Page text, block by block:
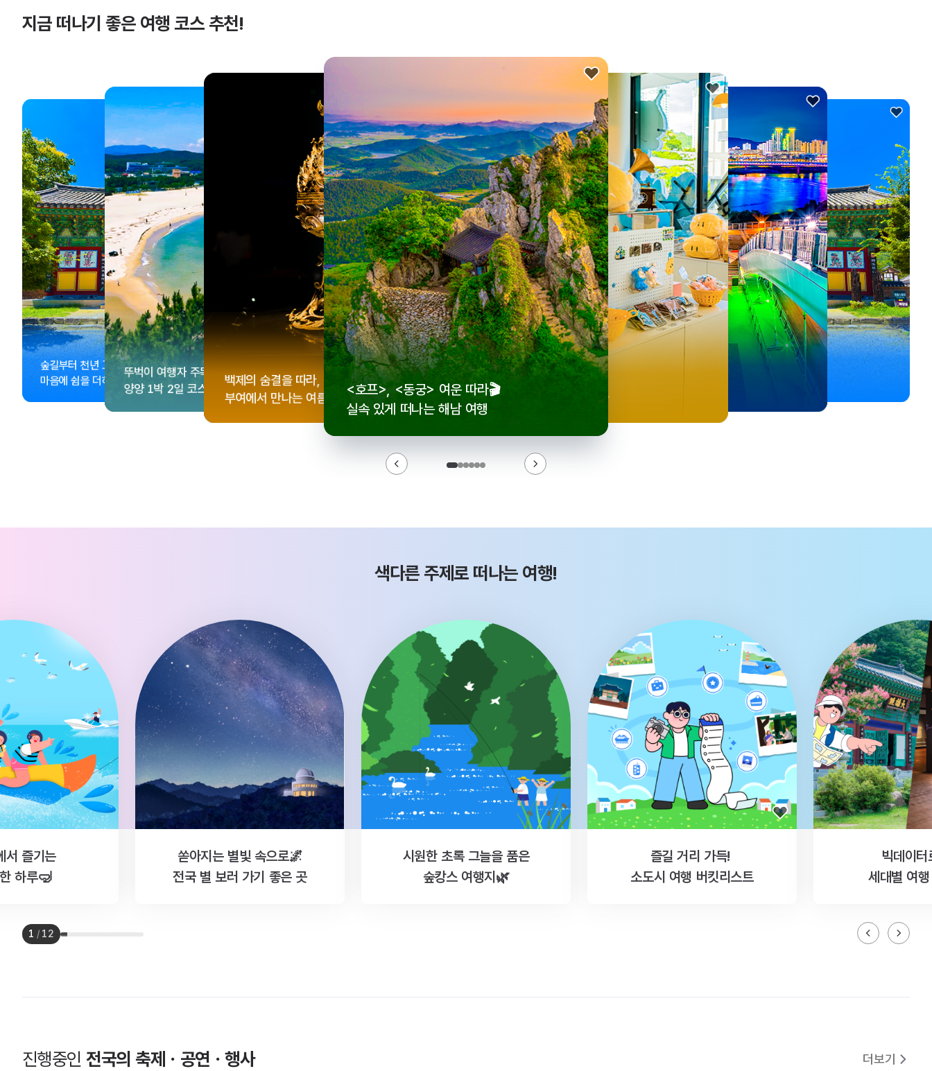
지금 떠나기 좋은 여행 코스 추천!
<동궁> 여운 따라🎬
떠나는 해남 여행
수집!
기념품숍 3곳⭐
더 재미있어지는숲길부터 천년 고찰까지!
마음에 쉼을 더하는 부안
뚜벅이 여행자 주목🚶
양양 1박 2일 코스
백제의 숨결을 따라,
부여에서 만나는 여름
<호프>, <동궁> 여운 따라🎬
실속 있게 떠나는 해남 여행
로컬 감성 수집!
전국 로컬 기념품숍 3곳⭐
우리말이 더 재미있어지는숲길부터 천년 고찰까지!뚜벅이 여행자 주목🚶
양양 1박 2일 코스
백제의 숨결을 따라,
부여에서 만나는 여름
<호프>, <동궁> 여운 따라🎬
실속 있게 떠나는 해남 여행
로컬 감성 수집!
전국 로컬 기념품숍 3곳⭐
우리말이 더 재미있어지는
세종 한글 여행
숲길부터 천년 고찰까지!
마음에 쉼을 더하는 부안
뚜벅이 여행자 주목🚶
양양 1박 2일 코스
백제의 숨결을 따라,
부여에서 만나는 여름
색다른 주제로 떠나는 여행!
서 즐기는
하루🤿
쏟아지는 별빛 속으로🌌
전국 별 보러 가기 좋은 곳
시원한 초록 그늘을 품은
숲캉스 여행지🌿
즐길 거리 가득!
소도시 여행 버킷리스트
빅데이터
세대별 여
1 / 12
진행중인전국의 축제ㆍ공연ㆍ행사 더보기